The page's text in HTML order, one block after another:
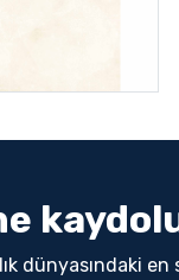
dünyasındaki en